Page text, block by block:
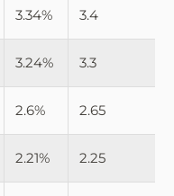
3.34% 3.4
3.24% 3.3
2.6% 2.65
2.21% 2.25